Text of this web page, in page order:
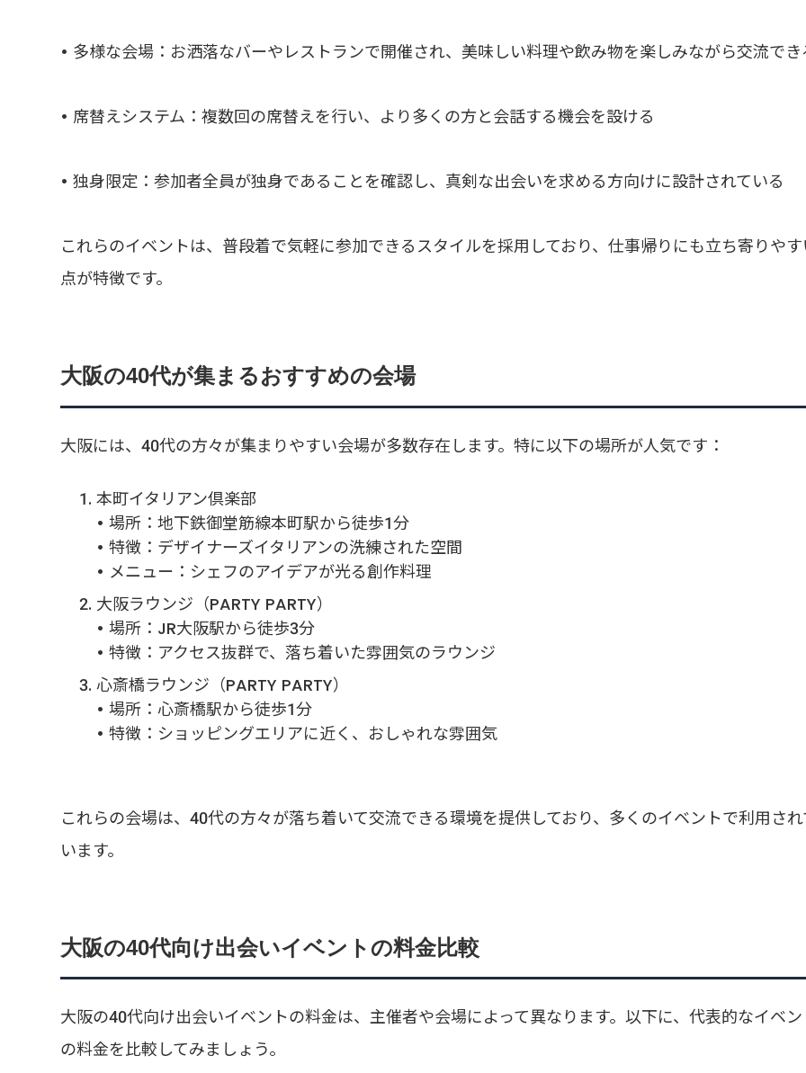
• 多様な会場：お洒落なバーやレストランで開催され、美味しい料理や飲み物を楽しみながら交流でき
• 席替えシステム：複数回の席替えを行い、より多くの方と会話する機会を設ける
• 独身限定：参加者全員が独身であることを確認し、真剣な出会いを求める方向けに設計されている
これらのイベントは、普段着で気軽に参加できるスタイルを採用しており、仕事帰りにも立ち寄りや
点が特徴です。
大阪の40代が集まるおすすめの会場
大阪には、40代の方々が集まりやすい会場が多数存在します。特に以下の場所が人気です：
本町イタリアン倶楽部
• 場所：地下鉄御堂筋線本町駅から徒歩1分
• 特徴：デザイナーズイタリアンの洗練された空間
• メニュー：シェフのアイデアが光る創作料理
大阪ラウンジ（PARTY PARTY）
• 場所：JR大阪駅から徒歩3分
• 特徴：アクセス抜群で、落ち着いた雰囲気のラウンジ
心斎橋ラウンジ（PARTY PARTY）
• 場所：心斎橋駅から徒歩1分
• 特徴：ショッピングエリアに近く、おしゃれな雰囲気
これらの会場は、40代の方々が落ち着いて交流できる環境を提供しており、多くのイベントで利用さ
います。
大阪の40代向け出会いイベントの料金比較
大阪の40代向け出会いイベントの料金は、主催者や会場によって異なります。以下に、代表的なイベ
の料金を比較してみましょう。